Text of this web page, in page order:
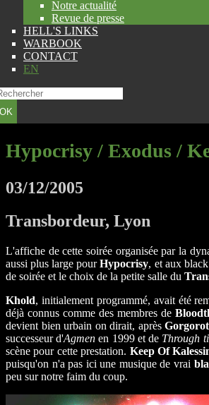
Notre actualité
Revue de presse
HELL'S LINKS
WARBOOK
CONTACT
EN
OK
Hypocrisy / Exodus /
03/12/2005
Transbordeur, Lyon
L'affiche de cette soirée organisée par la
aussi plus large pourHypocrisy, et aux
de soirée et le choix de la petite salle du
Khold, initialement programmé, avait été
déjà connus comme des membres de
devient bien urbain on dirait, après
successeur d'Agmen en 1999 et de Through
scène pour cette prestation. Keep Of
puisqu'on n'a pas ici une musique de vrai
peu sur notre faim du coup.